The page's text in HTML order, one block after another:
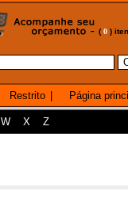
( 0 )
Restrito Página
W X Z